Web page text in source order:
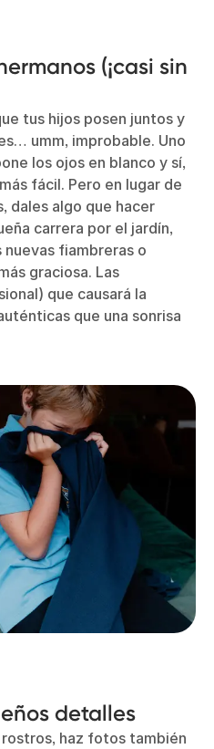
(¡casi sin
tus hijos posen juntos y
umm, improbable. Uno
los ojos en blanco y sí,
fácil. Pero en lugar de
dales algo que hacer
carrera por el jardín,
fiambreras o
graciosa. Las
que causará la
que una sonrisa
detalles
haz fotos también